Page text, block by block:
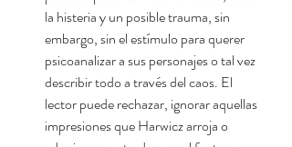
la histeria y un posible trauma, sin
embargo, sin el estímulo para querer
psicoanalizar a sus personajes o tal vez
describir todo a través del caos. El
lector puede rechazar, ignorar aquellas
impresiones que Harwicz arroja o